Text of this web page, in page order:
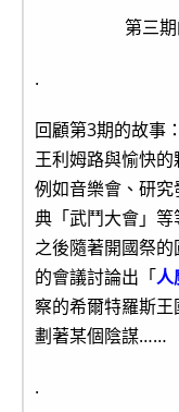
第三
.
回顧第3期的故事
王利姆路與愉快
例如音樂會、研
典「武鬥大會」等
之後隨著開國祭
的會議討論出「人
察的希爾特羅斯王
劃著某個陰謀……
.